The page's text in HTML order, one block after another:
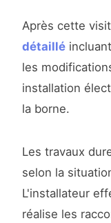
Après cette
détaillé
les
installation
la borne.
Les travaux
selon la
L'installateur
réalise les